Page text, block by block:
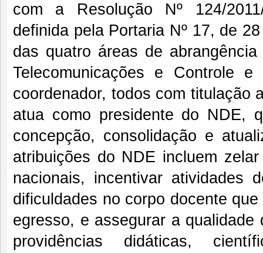
com a Resolução Nº 124/
definida pela Portaria Nº 17, de
das quatro áreas de
Telecomunicações e Controle
coordenador, todos com titulação
atua como presidente do NDE,
concepção, consolidação e
atribuições do NDE incluem
nacionais, incentivar atividades
dificuldades no corpo docente
egresso, e assegurar a
providências didáticas,